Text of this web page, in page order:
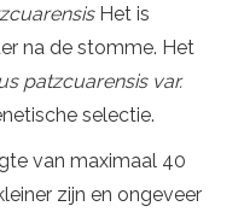
Het is
na de stomme. Het
patzcuarensis var.
selectie.
van maximaal 40
zijn en ongeveer